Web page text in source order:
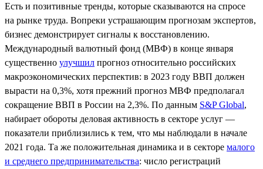
Есть и позитивные тренды, которые сказываются на спросе
на рынке труда. Вопреки устрашающим прогнозам экспертов,
бизнес демонстрирует сигналы к восстановлению.
Международный валютный фонд (МВФ) в конце января
существенно улучшил прогноз относительно российских
макроэкономических перспектив: в 2023 году ВВП должен
вырасти на 0,3%, хотя прежний прогноз МВФ предполагал
сокращение ВВП в России на 2,3%. По данным S&P Global,
набирает обороты деловая активность в секторе услуг —
показатели приблизились к тем, что мы наблюдали в начале
2021 года. Та же положительная динамика и в секторе малого
и среднего предпринимательства: число регистраций